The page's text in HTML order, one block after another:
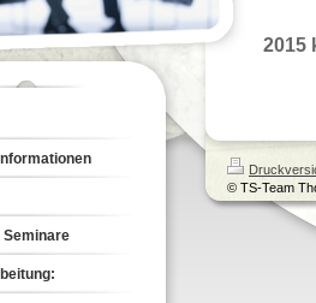
Seminare
2015
© TS-Team